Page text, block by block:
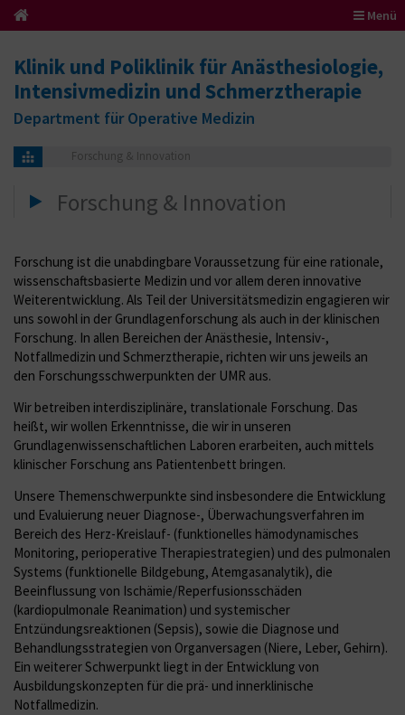
Menü
Klinik und Poliklinik für Anästhesiologie,
Intensivmedizin und Schmerztherapie
Department für Operative Medizin
Forschung & Innovation
Forschung & Innovation
Forschung ist die unabdingbare Voraussetzung für eine rationale,
wissenschaftsbasierte Medizin und vor allem deren innovative
Weiterentwicklung. Als Teil der Universitätsmedizin engagieren wir
uns sowohl in der Grundlagenforschung als auch in der klinischen
Forschung. In allen Bereichen der Anästhesie, Intensiv-,
Notfallmedizin und Schmerztherapie, richten wir uns jeweils an
den Forschungsschwerpunkten der UMR aus.
Wir betreiben interdisziplinäre, translationale Forschung. Das
heißt, wir wollen Erkenntnisse, die wir in unseren
Grundlagenwissenschaftlichen Laboren erarbeiten, auch mittels
klinischer Forschung ans Patientenbett bringen.
Unsere Themenschwerpunkte sind insbesondere die Entwicklung
und Evaluierung neuer Diagnose-, Überwachungsverfahren im
Bereich des Herz-Kreislauf- (funktionelles hämodynamisches
Monitoring, perioperative Therapiestrategien) und des pulmonalen
Systems (funktionelle Bildgebung, Atemgasanalytik), die
Beeinflussung von Ischämie/Reperfusionsschäden
(kardiopulmonale Reanimation) und systemischer
Entzündungsreaktionen (Sepsis), sowie die Diagnose und
Behandlungsstrategien von Organversagen (Niere, Leber, Gehirn).
Ein weiterer Schwerpunkt liegt in der Entwicklung von
Ausbildungskonzepten für die prä- und innerklinische
Notfallmedizin.